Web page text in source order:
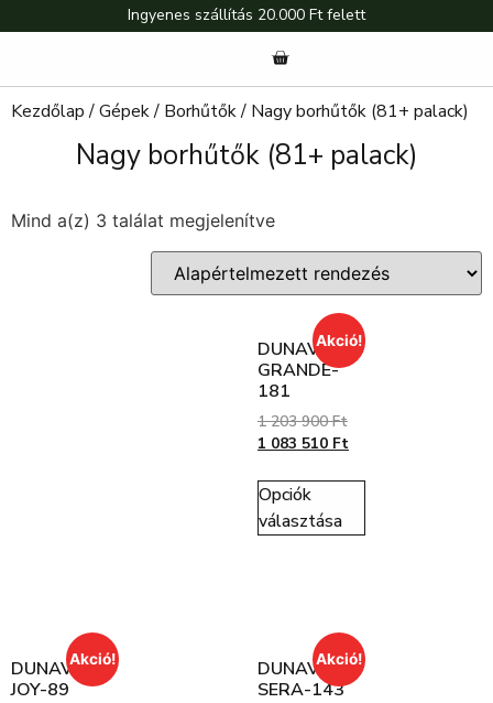
Ingyenes szállítás 20.000 Ft felett
Kezdőlap/Gépek/ Borhűtők/ Nagy borhűtők (81+ palack)
Nagy borhűtők (81+ palack)
Mind a(z) 3 találat megjelenítve
Akció!
DUNAVOX
GRANDE-
181
1 203 900Ft
1 083 510 Ft
Opciók
választása
Akció!
DUNAVOX
JOY-89
Akció!
DUNAVOX
SERA-143